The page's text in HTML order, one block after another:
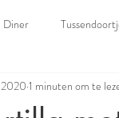
Diner
20201 minuten om te